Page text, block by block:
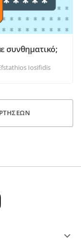
συνθηματικό;
Iosifidis